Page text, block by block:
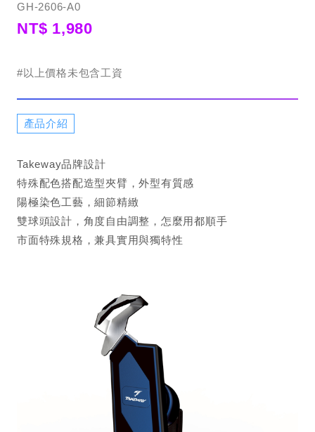
GH-2606-A0
NT$ 1,980
#以上價格未包含工資
產品介紹
Takeway品牌設計
特殊配色搭配造型夾臂，外型有質感
陽極染色工藝，細節精緻
雙球頭設計，角度自由調整，怎麼用都順手
市面特殊規格，兼具實用與獨特性